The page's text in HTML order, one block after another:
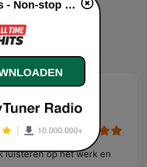
stop
luisteren op het werk en
All Time Hits - Non-stop muziek live luisteren